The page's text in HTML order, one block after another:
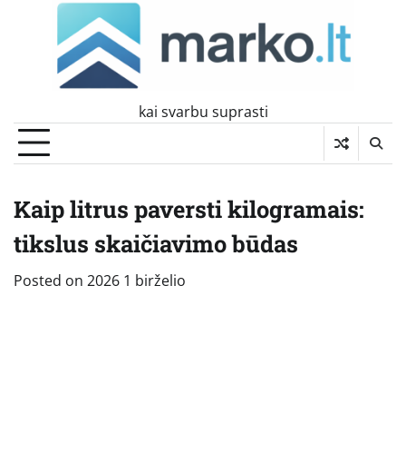
kai svarbu suprasti
Kaip litrus paversti kilogramais:
tikslus skaičiavimo būdas
Posted on 2026 1 birželio